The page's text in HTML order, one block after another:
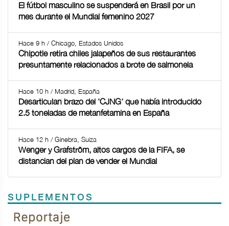
El fútbol masculino se suspenderá en Brasil por un
mes durante el Mundial femenino 2027
Hace 9 h / Chicago, Estados Unidos
Chipotle retira chiles jalapeños de sus restaurantes
presuntamente relacionados a brote de salmonela
Hace 10 h / Madrid, España
Desarticulan brazo del 'CJNG' que había introducido
2.5 toneladas de metanfetamina en España
Hace 12 h / Ginebra, Suiza
Wenger y Grafström, altos cargos de la FIFA, se
distancian del plan de vender el Mundial
SUPLEMENTOS
Previous